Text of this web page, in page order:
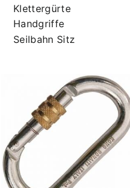
Klettergürte
Handgriffe
Seilbahn Sitz